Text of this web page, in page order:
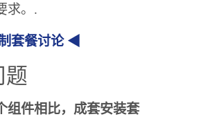
求。.
套餐讨论 ◀
题
组件相比，成套安装套